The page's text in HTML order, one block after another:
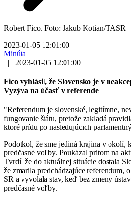
Robert Fico. Foto: Jakub Kotian/TASR
2023-01-05 12:01:00
Minúta
|
2023-01-05 12:01:00
Fico vyhlásil, že Slovensko je v
Vyzýva na účasť v referende
"Referendum je slovenské, legitímne,
fungovanie štátu, pretože zakladá
ktoré prídu po nasledujúcich
Podotkol, že sme jediná krajina v okolí,
predčasné voľby. Poukázal pritom na
Tvrdí, že do aktuálnej situácie dostala
že zmarila predchádzajúce referendum,
SR a vyvolala stav, keď bez zmeny
predčasné voľby.